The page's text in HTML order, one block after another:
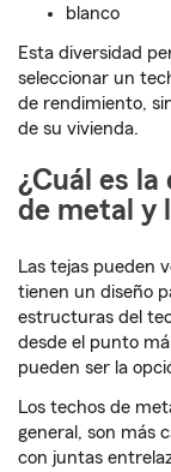
blanco
Esta diversidad
seleccionar un
de rendimiento,
de su vivienda.
¿Cuál es
de metal y
Las tejas pueden
tienen un diseño
estructuras del
desde el punto
pueden ser la
Los techos de
general, son más
con juntas